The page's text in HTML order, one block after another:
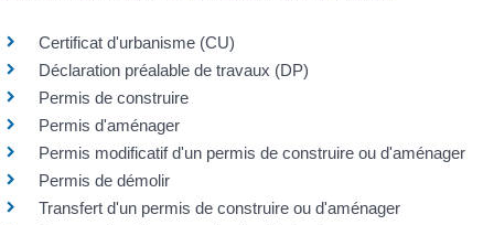
Certificat d'urbanisme (CU)
Déclaration préalable de travaux (DP)
Permis de construire
Permis d'aménager
Permis modificatif d'un permis de construire ou d'aménager
Permis de démolir
Transfert d'un permis de construire ou d'aménager